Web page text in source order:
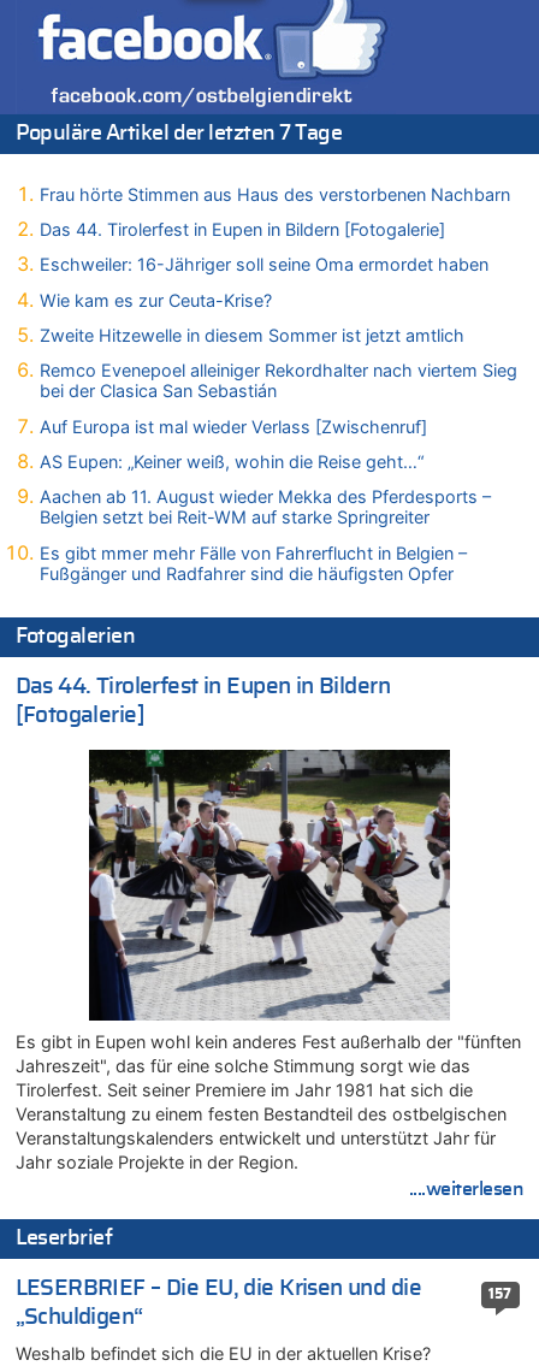
Wie kam es zur Ceuta-Krise?
07.08.2026 - 15:30 von Soso zu
Aachen ab 11. August wieder Mekka des Pferdesports –
Belgien setzt bei Reit-WM auf starke Springreiter
07.08.2026 - 15:13 von Joseph Meyer zu
Mark van Bommel offiziell als neuer Nationalcoach der Roten
07.08.2026 - 15:06 von Wolfgang2 zu
Kollision zwischen Autofahrer und Radfahrer an RAVeL-Weg
07.08.2026 - 14:35 von Vorfahrt zu
Tempolimit in 30er-Zonen – Untersuchung von Vias
07.08.2026 - 14:33 von Ostbelgien Direkt zu
Offiziell: Van Bommel wird Belgiens Nationaltrainer
07.08.2026 - 13:39 von alter weißer mann zu
Zurück an den Rhein: Hendrich wechselt zum 1. FC Köln
07.08.2026 - 13:39 von Ach zu
Belgien setzt bei Reit-WM auf starke Springreiter
Wasserstand des Rheins in NRW so niedrig wie noch nie
In Belgien missachten zwei von drei Autofahrern das
Tempolimit in 30er-Zonen – Untersuchung von Vias
07.08.2026 - 13:20 von JoKrings zu
In Belgien missachten zwei von drei Autofahrern das
Tempolimit in 30er-Zonen – Untersuchung von Vias
07.08.2026 - 13:04 von Kein Raser zu
In Belgien missachten zwei von drei Autofahrern das
Tempolimit in 30er-Zonen – Untersuchung von Vias
07.08.2026 - 13:01 von Experten? zu
In Belgien missachten zwei von drei Autofahrern das
Tempolimit in 30er-Zonen – Untersuchung von Vias
07.08.2026 - 12:43 von JoKrings zu
Zweite Hitzewelle in diesem Sommer ist jetzt amtlich
07.08.2026 - 12:31 von Fassungslos zu
In Belgien missachten zwei von drei Autofahrern das
Tempolimit in 30er-Zonen – Untersuchung von Vias
07.08.2026 - 11:31 von Zuhörer zu
In Belgien missachten zwei von drei Autofahrern das
Tempolimit in 30er-Zonen – Untersuchung von Vias
07.08.2026 - 11:23 von Dax zu
In Belgien missachten zwei von drei Autofahrern das
Tempolimit in 30er-Zonen – Untersuchung von Vias
07.08.2026 - 11:20 von JoKrings zu
In Belgien missachten zwei von drei Autofahrern das
Tempolimit in 30er-Zonen – Untersuchung von Vias
07.08.2026 - 11:15 von Dax zu
Wie kam es zur Ceuta-Krise?
07.08.2026 - 11:12 von Frage zu
Populäre Artikel der letzten 7 Tage
Frau hörte Stimmen aus Haus des verstorbenen Nachbarn
Das 44. Tirolerfest in Eupen in Bildern [Fotogalerie]
Eschweiler: 16-Jähriger soll seine Oma ermordet haben
Wie kam es zur Ceuta-Krise?
Zweite Hitzewelle in diesem Sommer ist jetzt amtlich
Remco Evenepoel alleiniger Rekordhalter nach viertem Sieg
bei der Clasica San Sebastián
Auf Europa ist mal wieder Verlass [Zwischenruf]
AS Eupen: „Keiner weiß, wohin die Reise geht…“
Aachen ab 11. August wieder Mekka des Pferdesports –
Belgien setzt bei Reit-WM auf starke Springreiter
Es gibt mmer mehr Fälle von Fahrerflucht in Belgien –
Fußgänger und Radfahrer sind die häufigsten Opfer
Fotogalerien
Das 44. Tirolerfest in Eupen in Bildern
[Fotogalerie]
Es gibt in Eupen wohl kein anderes Fest außerhalb der "fünften
Jahreszeit", das für eine solche Stimmung sorgt wie das
Tirolerfest. Seit seiner Premiere im Jahr 1981 hat sich die
Veranstaltung zu einem festen Bestandteil des ostbelgischen
Veranstaltungskalenders entwickelt und unterstützt Jahr für
Jahr soziale Projekte in der Region.
....weiterlesen
Leserbrief
157
LESERBRIEF – Die EU, die Krisen und die
„Schuldigen“
Weshalb befindet sich die EU in der aktuellen Krise?